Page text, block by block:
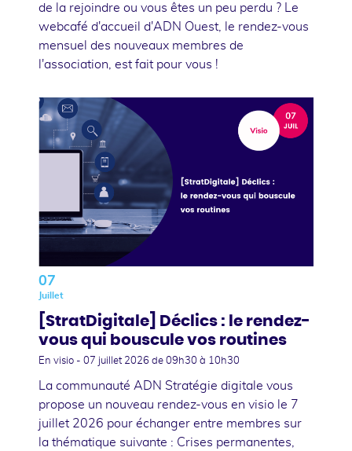
de la rejoindre ou vous êtes un peu perdu ? Le
webcafé d'accueil d'ADN Ouest, le rendez-vous
mensuel des nouveaux membres de
l'association, est fait pour vous !
07
Juillet
[StratDigitale] Déclics : le rendez-
vous qui bouscule vos routines
En visio - 07 juillet 2026 de 09h30 à 10h30
La communauté ADN Stratégie digitale vous
propose un nouveau rendez-vous en visio le 7
juillet 2026 pour échanger entre membres sur
la thématique suivante : Crises permanentes,